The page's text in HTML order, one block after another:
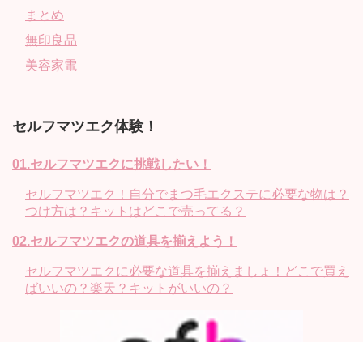
まとめ
無印良品
美容家電
セルフマツエク体験！
01.セルフマツエクに挑戦したい！
セルフマツエク！自分でまつ毛エクステに必要な物は？
つけ方は？キットはどこで売ってる？
02.セルフマツエクの道具を揃えよう！
セルフマツエクに必要な道具を揃えましょ！どこで買え
ばいいの？楽天？キットがいいの？